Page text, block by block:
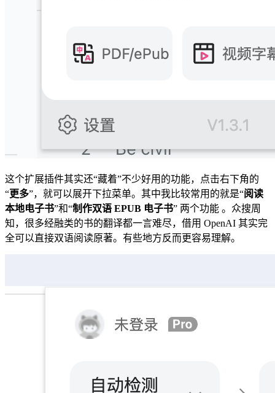
这个扩展插件其实还“藏着”不少好用的功能，点击右下角的
“更多”，就可以展开下拉菜单。其中我比较常用的就是“阅读
本地电子书”和“制作双语 EPUB 电子书” 两个功能 。众搜周
知，很多经融类的书的翻译都一言难尽，借用 OpenAI 其实完
全可以直接双语阅读原著。有些地方反而更容易理解。